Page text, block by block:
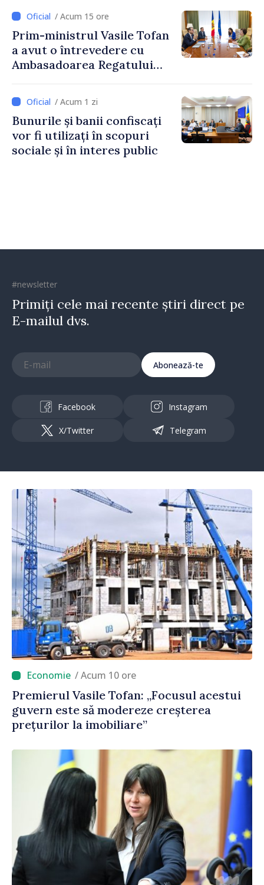
2027
/ Acum 15 ore
Prim-ministrul Vasile Tofan
a avut o întrevedere cu
Ambasadoarea Regatului
Irlandei de Nord, Fern
Horine / Acum 1 zi
Bunurile și banii confiscați
vor fi utilizați în scopuri
sociale și în interes public
#newsletter
Primiți cele mai recente știri direct pe
E-mailul dvs.
Abonează-te
Facebook Instagram
X/Twitter Telegram
/ Acum 10 ore
Premierul Vasile Tofan: „Focusul acestui
guvern este să modereze creșterea
prețurilor la imobiliare”